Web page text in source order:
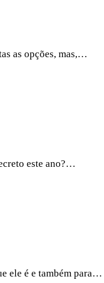
as opções, mas,…
este ano?…
ele é e também para…